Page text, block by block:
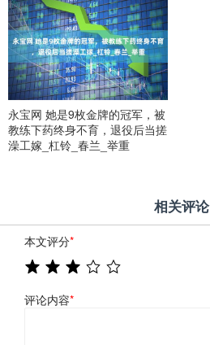
永宝网 她是9枚金牌的冠军，被
教练下药终身不育，退役后当搓
澡工嫁_杠铃_春兰_举重
相关评论
本文评分*
评论内容*